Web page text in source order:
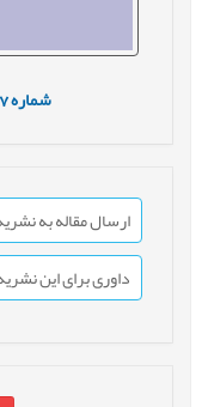
شماره77
ارسال مقاله به نشریه
داوری برای این نشریه